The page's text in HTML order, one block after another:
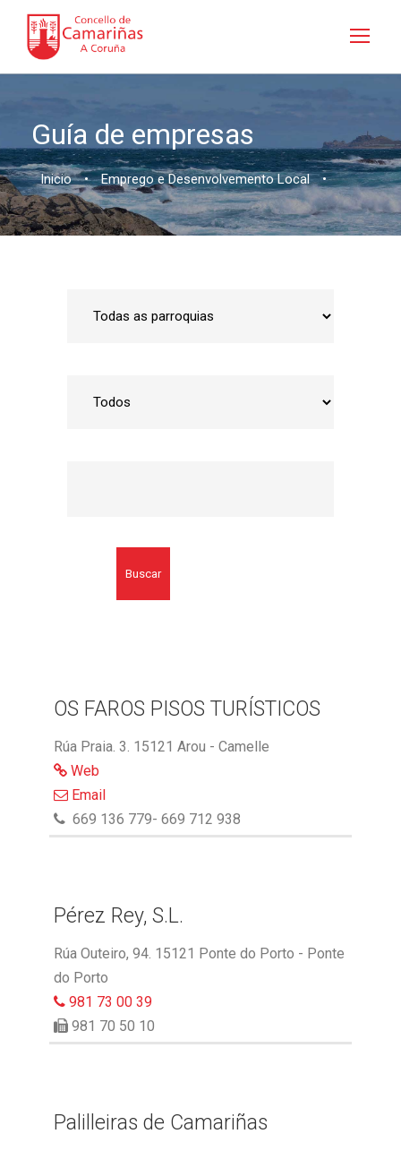
Guía de empresas
Inicio • Emprego e Desenvolvemento Local •
Buscar
OS FAROS PISOS TURÍSTICOS
Rúa Praia. 3. 15121 Arou - Camelle
Web
Email
669 136 779- 669 712 938
Pérez Rey, S.L.
Rúa Outeiro, 94. 15121 Ponte do Porto - Ponte
do Porto
981 73 00 39
981 70 50 10
Palilleiras de Camariñas